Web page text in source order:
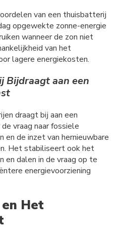
van een thuisbatterij
opgewekte zonne-energie
wanneer de zon niet
van het
lagere energiekosten.
Bijdraagt aan een
draagt bij aan een
vraag naar fossiele
en de inzet van hernieuwbare
Het stabiliseert ook het
dalen in de vraag op te
energievoorziening
Het